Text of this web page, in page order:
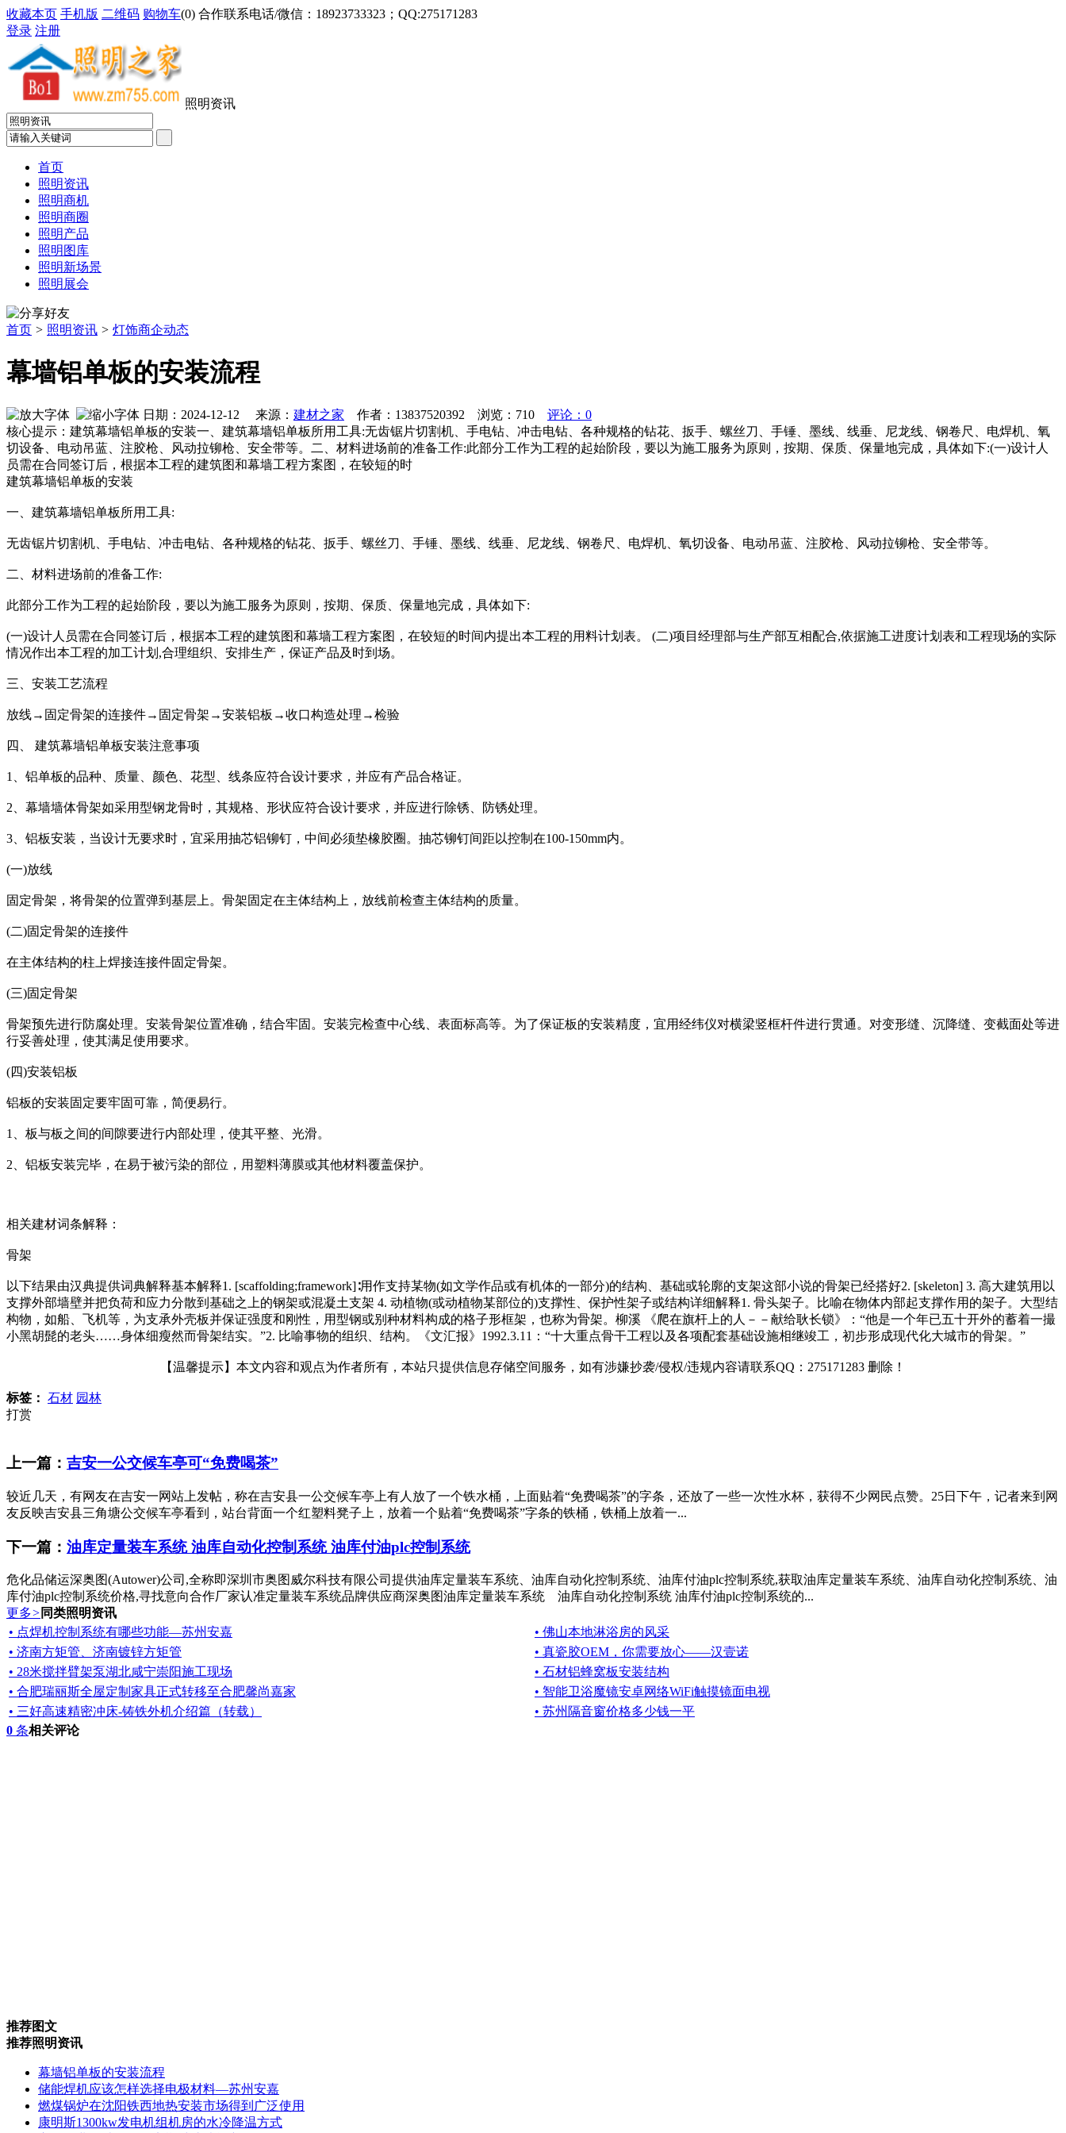
收藏本页 手机版 二维码 购物车(0) 合作联系电话/微信：18923733323；QQ:275171283
登录 注册
照明资讯
首页
照明资讯
照明商机
照明商圈
照明产品
照明图库
照明新场景
照明展会
首页 > 照明资讯 > 灯饰商企动态
幕墙铝单板的安装流程
日期：2024-12-12 来源： 建材之家 作者：13837520392 浏览： 710
评论：0
核心提示：建筑幕墙铝单板的安装一、建筑幕墙铝单板所用工具:无齿锯片切割机、手电钻、冲击电钻、各种规格的钻花、扳手、螺丝刀、手锤、墨线、线垂、尼龙线、钢卷尺、电焊机、氧
切设备、电动吊蓝、注胶枪、风动拉铆枪、安全带等。二、材料进场前的准备工作:此部分工作为工程的起始阶段，要以为施工服务为原则，按期、保质、保量地完成，具体如下:(一)设计人
员需在合同签订后，根据本工程的建筑图和幕墙工程方案图，在较短的时
建筑幕墙铝单板的安装
一、建筑幕墙铝单板所用工具:
无齿锯片切割机、手电钻、冲击电钻、各种规格的钻花、扳手、螺丝刀、手锤、墨线、线垂、尼龙线、钢卷尺、电焊机、氧切设备、电动吊蓝、注胶枪、风动拉铆枪、安全带等。
二、材料进场前的准备工作:
此部分工作为工程的起始阶段，要以为施工服务为原则，按期、保质、保量地完成，具体如下:
(一)设计人员需在合同签订后，根据本工程的建筑图和幕墙工程方案图，在较短的时间内提出本工程的用料计划表。 (二)项目经理部与生产部互相配合,依据施工进度计划表和工程现场的实际
情况作出本工程的加工计划,合理组织、安排生产，保证产品及时到场。
三、安装工艺流程
放线→固定骨架的连接件→固定骨架→安装铝板→收口构造处理→检验
四、 建筑幕墙铝单板安装注意事项
1、铝单板的品种、质量、颜色、花型、线条应符合设计要求，并应有产品合格证。
2、幕墙墙体骨架如采用型钢龙骨时，其规格、形状应符合设计要求，并应进行除锈、防锈处理。
3、铝板安装，当设计无要求时，宜采用抽芯铝铆钉，中间必须垫橡胶圈。抽芯铆钉间距以控制在100-150mm内。
(一)放线
固定骨架，将骨架的位置弹到基层上。骨架固定在主体结构上，放线前检查主体结构的质量。
(二)固定骨架的连接件
在主体结构的柱上焊接连接件固定骨架。
(三)固定骨架
骨架预先进行防腐处理。安装骨架位置准确，结合牢固。安装完检查中心线、表面标高等。为了保证板的安装精度，宜用经纬仪对横梁竖框杆件进行贯通。对变形缝、沉降缝、变截面处等进
行妥善处理，使其满足使用要求。
(四)安装铝板
铝板的安装固定要牢固可靠，简便易行。
1、板与板之间的间隙要进行内部处理，使其平整、光滑。
2、铝板安装完毕，在易于被污染的部位，用塑料薄膜或其他材料覆盖保护。
相关建材词条解释：
骨架
以下结果由汉典提供词典解释基本解释1. [scaffolding;framework]∶用作支持某物(如文学作品或有机体的一部分)的结构、基础或轮廓的支架这部小说的骨架已经搭好2. [skeleton] 3. 高大建筑用以
支撑外部墙壁并把负荷和应力分散到基础之上的钢架或混凝土支架 4. 动植物(或动植物某部位的)支撑性、保护性架子或结构详细解释1. 骨头架子。比喻在物体内部起支撑作用的架子。大型结
构物，如船、飞机等，为支承外壳板并保证强度和刚性，用型钢或别种材料构成的格子形框架，也称为骨架。柳溪 《爬在旗杆上的人－－献给耿长锁》：“他是一个年已五十开外的蓄着一撮
小黑胡髭的老头……身体细瘦然而骨架结实。”2. 比喻事物的组织、结构。《文汇报》1992.3.11：“十大重点骨干工程以及各项配套基础设施相继竣工，初步形成现代化大城市的骨架。”
【温馨提示】本文内容和观点为作者所有，本站只提供信息存储空间服务，如有涉嫌抄袭/侵权/违规内容请联系QQ：275171283 删除！
标签： 石材 园林
打赏
上一篇： 吉安一公交候车亭可“免费喝茶”
较近几天，有网友在吉安一网站上发帖，称在吉安县一公交候车亭上有人放了一个铁水桶，上面贴着“免费喝茶”的字条，还放了一些一次性水杯，获得不少网民点赞。25日下午，记者来到网
友反映吉安县三角塘公交候车亭看到，站台背面一个红塑料凳子上，放着一个贴着“免费喝茶”字条的铁桶，铁桶上放着一...
下一篇： 油库定量装车系统 油库自动化控制系统 油库付油plc控制系统
危化品储运深奥图(Autower)公司,全称即深圳市奥图威尔科技有限公司提供油库定量装车系统、油库自动化控制系统、油库付油plc控制系统,获取油库定量装车系统、油库自动化控制系统、油
库付油plc控制系统价格,寻找意向合作厂家认准定量装车系统品牌供应商深奥图油库定量装车系统 油库自动化控制系统 油库付油plc控制系统的...
更多> 同类照明资讯
• 点焊机控制系统有哪些功能—苏州安嘉
• 佛山本地淋浴房的风采
• 济南方矩管、济南镀锌方矩管
• 真瓷胶OEM，你需要放心——汉壹诺
• 28米搅拌臂架泵湖北咸宁崇阳施工现场
• 石材铝蜂窝板安装结构
• 合肥瑞丽斯全屋定制家具正式转移至合肥馨尚嘉家
• 智能卫浴魔镜安卓网络WiFi触摸镜面电视
• 三好高速精密冲床-铸铁外机介绍篇（转载）
• 苏州隔音窗价格多少钱一平
0 条相关评论
推荐图文
推荐照明资讯
幕墙铝单板的安装流程
储能焊机应该怎样选择电极材料—苏州安嘉
燃煤锅炉在沈阳铁西地热安装市场得到广泛使用
康明斯1300kw发电机组机房的水冷降温方式